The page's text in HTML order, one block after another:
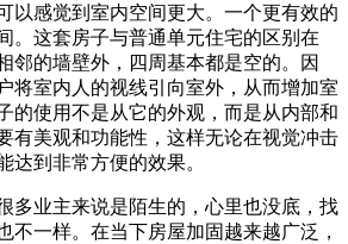
以感觉到室内空间更大。一个更有效的
。这套房子与普通单元住宅的区别在
邻的墙壁外，四周基本都是空的。因
将室内人的视线引向室外，从而增加室
的使用不是从它的外观，而是从内部和
有美观和功能性，这样无论在视觉冲击
达到非常方便的效果。
多业主来说是陌生的，心里也没底，找
不一样。在当下房屋加固越来越广泛，